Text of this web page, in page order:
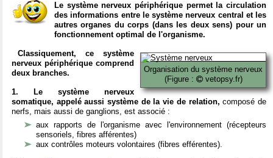
Le système nerveux périphérique permet la circulation
des informations entre le système nerveux central et les
autres organes du corps (dans les deux sens) pour un
fonctionnement optimal de l'organisme.
Organisation du système nerveux
(Figure :
vetopsy.fr)
Classiquement, ce système
nerveux périphérique comprend
deux branches.
1. Le système nerveux
somatique, appelé aussi système de la vie de relation, composé de
nerfs, mais aussi de ganglions, est associé :
aux rapports de l'organisme avec l'environnement (récepteurs
sensoriels, fibres afférentes)
aux contrôles moteurs volontaires (fibres efférentes).